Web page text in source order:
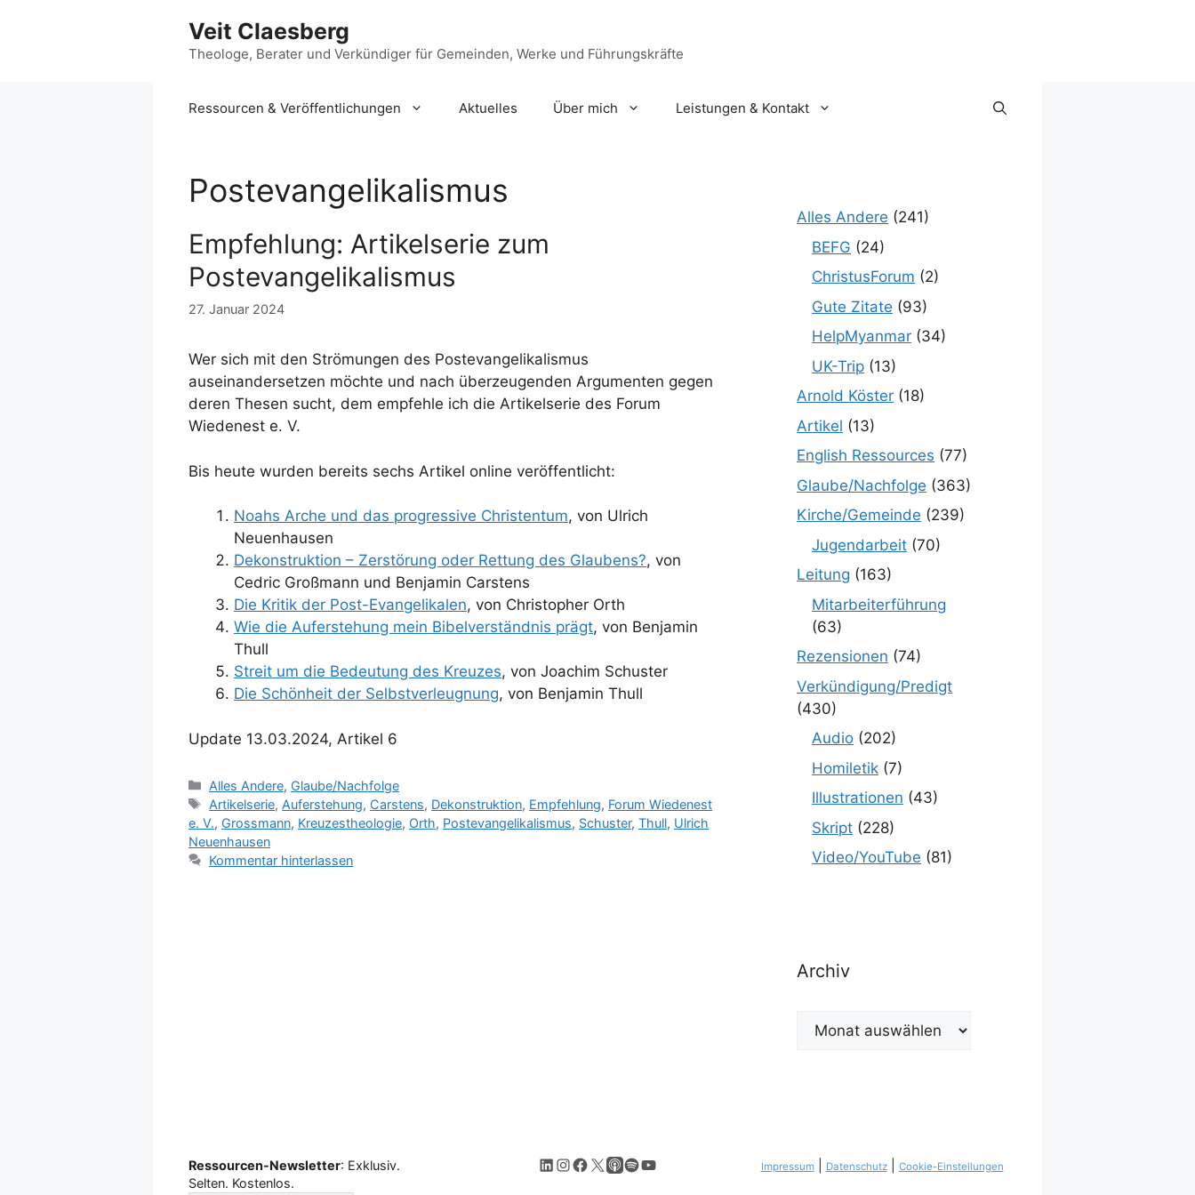
Veit Claesberg
Theologe, Berater und Verkündiger für Gemeinden, Werke und Führungskräfte
Ressourcen & Veröffentlichungen Aktuelles Über mich Leistungen & Kontakt
Postevangelikalismus
Empfehlung: Artikelserie zum
Postevangelikalismus
27. Januar 2024
Wer sich mit den Strömungen des Postevangelikalismus
auseinandersetzen möchte und nach überzeugenden Argumenten gegen
deren Thesen sucht, dem empfehle ich die Artikelserie des Forum
Wiedenest e. V.
Bis heute wurden bereits sechs Artikel online veröffentlicht:
Noahs Arche und das progressive Christentum, von Ulrich
Neuenhausen
Dekonstruktion – Zerstörung oder Rettung des Glaubens?, von
Cedric Großmann und Benjamin Carstens
Die Kritik der Post-Evangelikalen, von Christopher Orth
Wie die Auferstehung mein Bibelverständnis prägt, von Benjamin
Thull
Streit um die Bedeutung des Kreuzes, von Joachim Schuster
Die Schönheit der Selbstverleugnung, von Benjamin Thull
Update 13.03.2024, Artikel 6
Kategorien
Alles Andere, Glaube/Nachfolge
Schlagwörter
Artikelserie, Auferstehung, Carstens, Dekonstruktion, Empfehlung, Forum Wiedenest
e. V., Grossmann, Kreuzestheologie, Orth, Postevangelikalismus, Schuster, Thull, Ulrich
Neuenhausen
Kommentar hinterlassen
Alles Andere (241)
BEFG (24)
ChristusForum (2)
Gute Zitate (93)
HelpMyanmar (34)
UK-Trip (13)
Arnold Köster (18)
Artikel (13)
English Ressources (77)
Glaube/Nachfolge (363)
Kirche/Gemeinde (239)
Jugendarbeit (70)
Leitung (163)
Mitarbeiterführung
(63)
Rezensionen (74)
Verkündigung/Predigt
(430)
Audio (202)
Homiletik (7)
Illustrationen (43)
Skript (228)
Video/YouTube (81)
Archiv
Archiv
Ressourcen-Newsletter: Exklusiv.
Selten. Kostenlos.
LinkedIn
Instagram
Facebook
X Apple Podcasts
Spotify
YouTube Impressum| Datenschutz| Cookie-Einstellungen